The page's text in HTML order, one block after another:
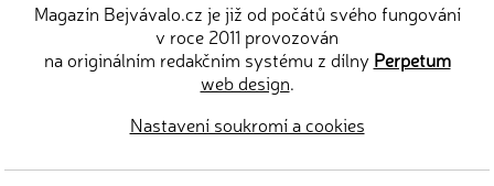
Magazín Bejvávalo.cz je již od počátů svého fungování
v roce 2011 provozován
na originálním redakčním systému z dílny Perpetum
web design.
Nastavení soukromí a cookies